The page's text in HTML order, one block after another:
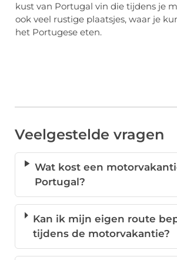
kust van Portugal vin die tijdens je
ook veel rustige plaatsjes, waar je
het Portugese eten.
Veelgestelde vragen
Wat kost een
Portugal?
Kan ik mijn eigen route
tijdens de motorvakantie?